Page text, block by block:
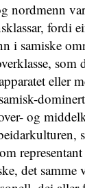
nordmenn
fordi
i samiske
som
eller
og
det samme